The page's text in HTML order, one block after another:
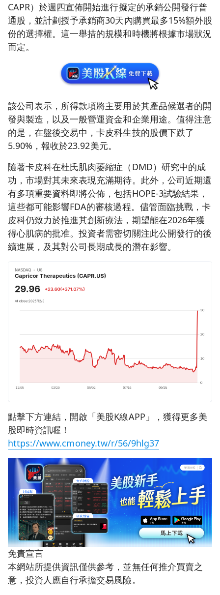
CAPR）於週四宣佈開始進行擬定的承銷公開發行普
通股，並計劃授予承銷商30天內購買最多15%額外股
份的選擇權。這一舉措的規模和時機將根據市場狀況
而定。
該公司表示，所得款項將主要用於其產品候選者的開
發與製造，以及一般營運資金和企業用途。值得注意
的是，在盤後交易中，卡皮科生技的股價下跌了
5.90%，報收於23.92美元。
隨著卡皮科在杜氏肌肉萎縮症（DMD）研究中的成
功，市場對其未來表現充滿期待。此外，公司近期還
有多項重要資料即將公佈，包括HOPE-3試驗結果，
這些都可能影響FDA的審核過程。儘管面臨挑戰，卡
皮科仍致力於推進其創新療法，期望能在2026年獲
得心肌病的批准。投資者需密切關注此公開發行的後
續進展，及其對公司長期成長的潛在影響。
點擊下方連結，開啟「美股K線APP」，獲得更多美
股即時資訊喔！
https://www.cmoney.tw/r/56/9hlg37
免責宣言
本網站所提供資訊僅供參考，並無任何推介買賣之
意，投資人應自行承擔交易風險。